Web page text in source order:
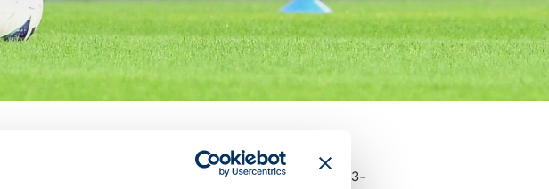
were all in the Italy squad that ran out 3-